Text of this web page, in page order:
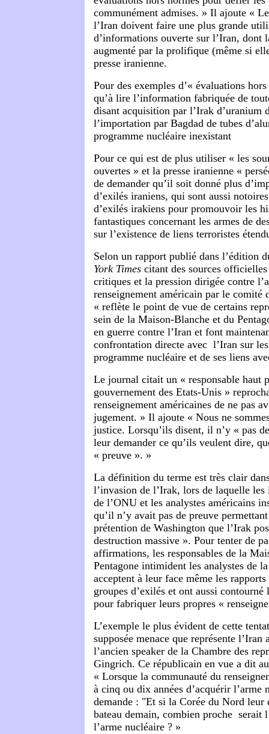
communément admises. » Il ajoute «
l’Iran doivent faire une plus grande
d’informations ouverte sur l’Iran, dont
augmenté par la prolifique (même si
presse iranienne.
Pour des exemples d’« évaluations
qu’à lire l’information fabriquée de
disant acquisition par l’Irak d’uranium
l’importation par Bagdad de tubes
programme nucléaire inexistant
Pour ce qui est de plus utiliser « les
ouvertes » et la presse iranienne «
de demander qu’il soit donné plus
d’exilés iraniens, qui sont aussi
d’exilés irakiens pour promouvoir les
fantastiques concernant les armes de
sur l’existence de liens terroristes
Selon un rapport publié dans l’édition
York Times citant des sources
critiques et la pression dirigée contre
renseignement américain par le comité
« reflète le point de vue de certains
sein de la Maison-Blanche et du
en guerre contre l’Iran et font
confrontation directe avec l’Iran sur
programme nucléaire et de ses liens
Le journal citait un « responsable haut
gouvernement des Etats-Unis »
renseignement américaines de ne pas
jugement. » Il ajoute « Nous ne
justice. Lorsqu’ils disent, il n’y « pas
leur demander ce qu’ils veulent dire,
« preuve ». »
La définition du terme est très clair
l’invasion de l’Irak, lors de laquelle les
de l’ONU et les analystes américains
qu’il n’y avait pas de preuve
prétention de Washington que l’Irak
destruction massive ». Pour tenter de
affirmations, les responsables de la
Pentagone intimident les analystes de
acceptent à leur face même les rapports
groupes d’exilés et ont aussi
pour fabriquer leurs propres «
L’exemple le plus évident de cette
supposée menace que représente l’Iran
l’ancien speaker de la Chambre des
Gingrich. Ce républicain en vue a dit
« Lorsque la communauté du
à cinq ou dix années d’acquérir l’arme
demande : "Et si la Corée du Nord leur
bateau demain, combien proche serait
l’arme nucléaire ? »